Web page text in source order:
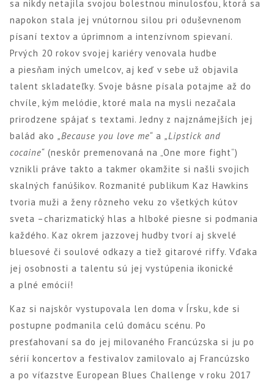
sa nikdy netajila svojou bolestnou minulosťou, ktorá sa
napokon stala jej vnútornou silou pri oduševnenom
písaní textov a úprimnom a intenzívnom spievaní.
Prvých 20 rokov svojej kariéry venovala hudbe
a piesňam iných umelcov, aj keď v sebe už objavila
talent skladateľky. Svoje básne písala potajme až do
chvíle, kým melódie, ktoré mala na mysli nezačala
prirodzene spájať s textami. Jedny z najznámejších jej
balád ako„Because you love me“ a„Lipstick and
cocaine“ (neskôr premenovaná na „One more fight“)
vznikli práve takto a takmer okamžite si našli svojich
skalných fanúšikov. Rozmanité publikum Kaz Hawkins
tvoria muži a ženy rôzneho veku zo všetkých kútov
sveta –charizmatický hlas a hlboké piesne si podmania
každého. Kaz okrem jazzovej hudby tvorí aj skvelé
bluesové či soulové odkazy a tiež gitarové riffy. Vďaka
jej osobnosti a talentu sú jej vystúpenia ikonické
a plné emócií!
Kaz si najskôr vystupovala len doma v Írsku, kde si
postupne podmanila celú domácu scénu. Po
presťahovaní sa do jej milovaného Francúzska si ju po
sérií koncertov a festivalov zamilovalo aj Francúzsko
a po víťazstve European Blues Challenge v roku 2017